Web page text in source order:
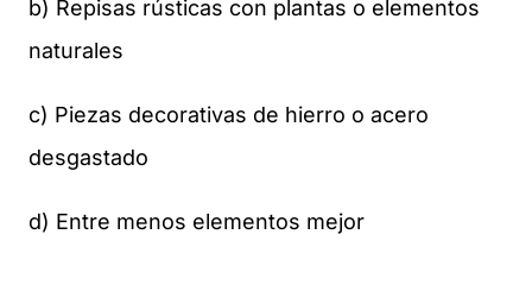
b) Repisas rústicas con plantas o elementos
naturales
c) Piezas decorativas de hierro o acero
desgastado
d) Entre menos elementos mejor